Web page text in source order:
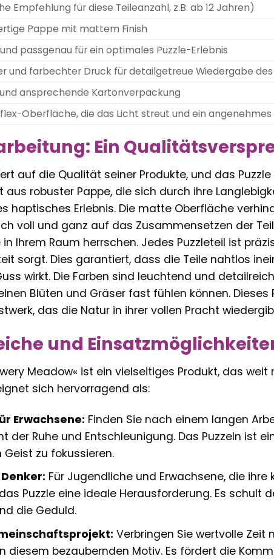
Empfehlung für diese Teileanzahl, z.B. ab 12 Jahren)
Pappe mit mattem Finish
passgenau für ein optimales Puzzle-Erlebnis
und farbechter Druck für detailgetreue Wiedergabe
ansprechende Kartonverpackung
Oberfläche, die das Licht streut und ein
Ein
auf die Qualität seiner Produkte, und das Puzzle
robuster Pappe, die sich durch ihre
haptisches Erlebnis. Die matte Oberfläche
voll und ganz auf das Zusammensetzen der
Ihrem Raum herrschen. Jedes Puzzleteil ist
sorgt. Dies garantiert, dass die Teile nahtlos
wirkt. Die Farben sind leuchtend und
Blüten und Gräser fast fühlen können. Dieses
das die Natur in ihrer vollen Pracht
und
Meadow« ist ein vielseitiges Produkt, das
sich hervorragend als:
Erwachsene: Finden Sie nach einem langen
der Ruhe und Entschleunigung. Das Puzzeln ist
zu fokussieren.
Für Jugendliche und Erwachsene, die ihre
Puzzle eine ideale Herausforderung. Es schult
die Geduld.
Verbringen Sie wertvolle Zeit
diesem bezaubernden Motiv. Es fördert die